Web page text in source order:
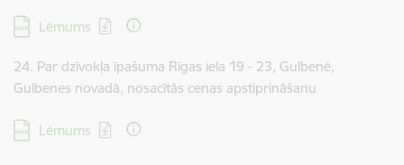
Lejupielādēt:
Lēmums
24. Par dzīvokļa īpašuma Rīgas iela 19 - 23, Gulbenē,
Gulbenes novadā, nosacītās cenas apstiprināšanu
Lejupielādēt:
Lēmums